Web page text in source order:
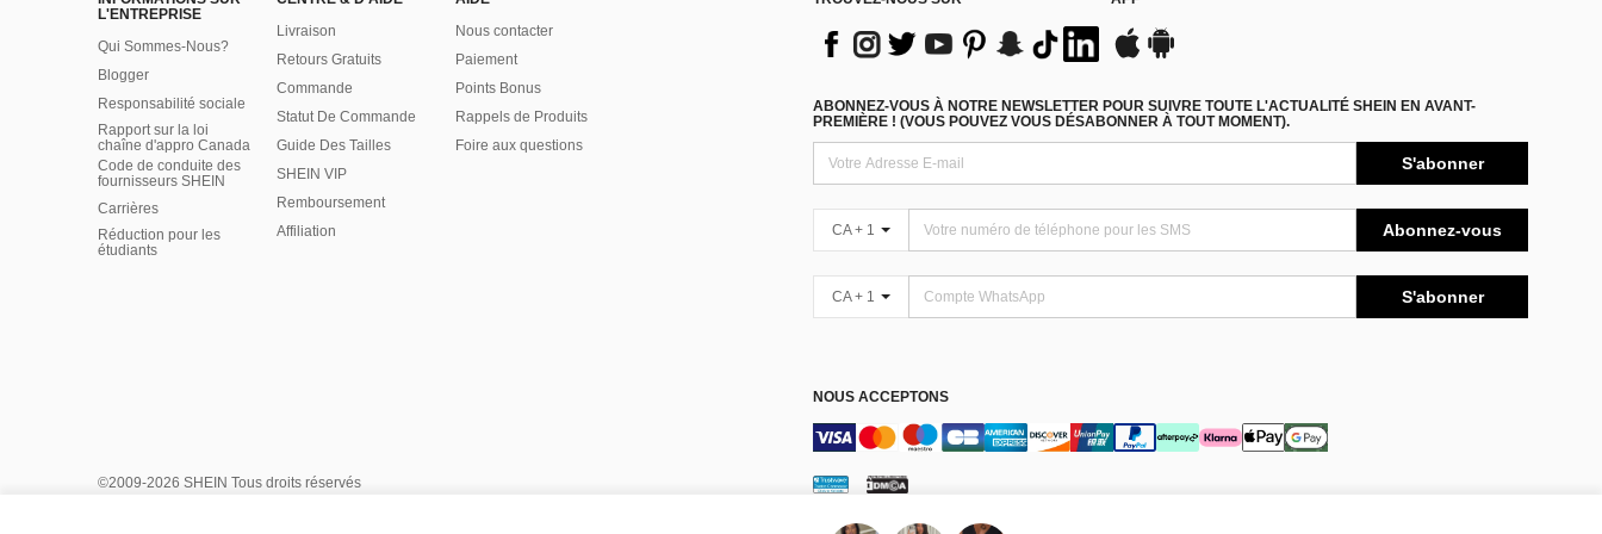
L'ENTREPRISE
Qui Sommes-Nous?
Blogger
Responsabilité sociale
Rapport sur la loi
chaîne d'appro Canada
Code de conduite des
fournisseurs SHEIN
Carrières
Réduction pour les
étudiants
Livraison
Retours Gratuits
Commande
Statut De Commande
Guide Des Tailles
SHEIN VIP
Remboursement
Affiliation
Nous contacter
Paiement
Points Bonus
Rappels de Produits
Foire aux questions
ABONNEZ-VOUS À NOTRE NEWSLETTER POUR SUIVRE TOUTE L'ACTUALITÉ SHEIN EN AVANT-
PREMIÈRE ! (VOUS POUVEZ VOUS DÉSABONNER À TOUT MOMENT).
S'abonner
CA + 1 Abonnez-vous
CA + 1 S'abonner
NOUS ACCEPTONS
©2009-2026 SHEIN Tous droits réservés